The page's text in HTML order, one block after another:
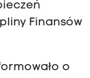
Finansów
o